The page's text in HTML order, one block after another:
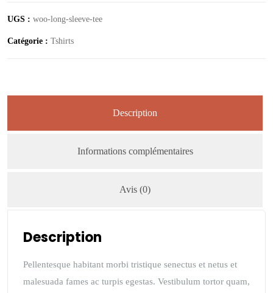
UGS : woo-long-sleeve-tee
Catégorie : Tshirts
Description
Informations complémentaires
Avis (0)
Description
Pellentesque habitant morbi tristique senectus et netus et
malesuada fames ac turpis egestas. Vestibulum tortor quam,